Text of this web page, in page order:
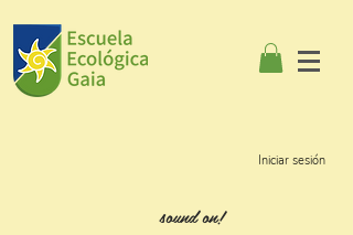
Iniciar sesión
sound on!